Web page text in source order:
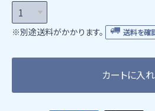
※別途送料がかかります。 送料を確
カートに入